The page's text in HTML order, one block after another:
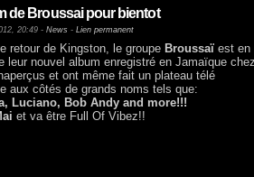
de Broussai pour bientot
20:49 - News - Lien permanent
retour de Kingston, le groupe Broussaï est en
leur nouvel album enregistré en Jamaïque chez
et ont même fait un plateau télé
aux côtés de grands noms tels que:
Luciano, Bob Andy and more!!!
et va être Full Of Vibez!!